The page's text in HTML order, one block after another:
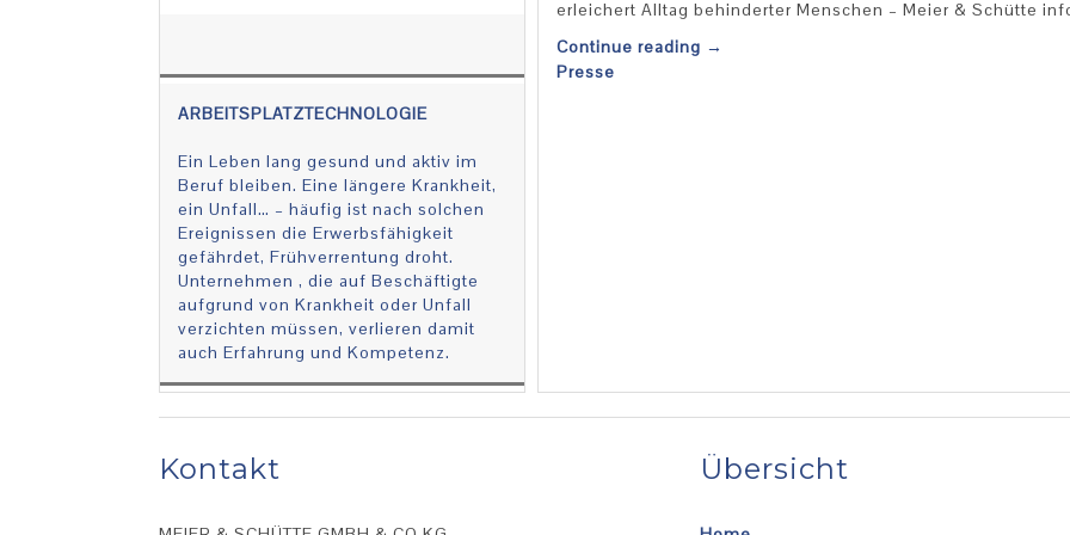
ARBEITSPLATZTECHNOLOGIE
Ein Leben lang gesund und aktiv im
Beruf bleiben. Eine längere Krankheit,
ein Unfall… – häufig ist nach solchen
Ereignissen die Erwerbsfähigkeit
gefährdet, Frühverrentung droht.
Unternehmen , die auf Beschäftigte
aufgrund von Krankheit oder Unfall
verzichten müssen, verlieren damit
auch Erfahrung und Kompetenz.
erleichert Alltag behinderter Menschen – Meier & Schütte
Continue reading →
Presse
Kontakt Übersicht